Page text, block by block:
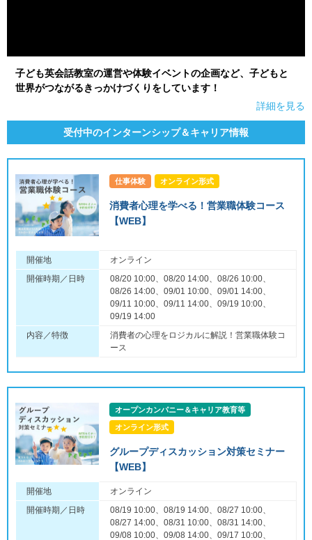
子ども英会話教室の運営や体験イベントの企画など、子どもと
世界がつながるきっかけづくりをしています！
詳細を見る
受付中のインターンシップ＆キャリア情報
仕事体験 オンライン形式
消費者心理を学べる！営業職体験コース
【WEB】
開催地
オンライン
開催時期／日時
08/20 10:00、08/20 14:00、08/26 10:00、
08/26 14:00、09/01 10:00、09/01 14:00、
09/11 10:00、09/11 14:00、09/19 10:00、
09/19 14:00
内容／特徴
消費者の心理をロジカルに解説！営業職体験コ
ース
オープンカンパニー＆キャリア教育等
オンライン形式
グループディスカッション対策セミナー
【WEB】
開催地
オンライン
開催時期／日時
08/19 10:00、08/19 14:00、08/27 10:00、
08/27 14:00、08/31 10:00、08/31 14:00、
09/08 10:00、09/08 14:00、09/17 10:00、